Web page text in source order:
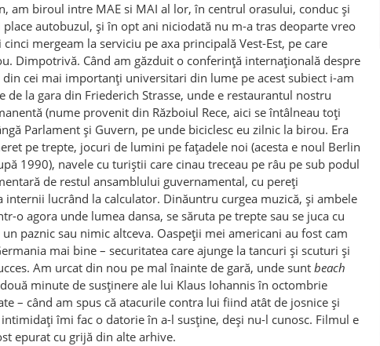
am biroul intre MAE si MAI al lor, în centrul orasului, conduc și
autobuzul, și în opt ani niciodată nu m-a tras deoparte vreo
mergeam la serviciu pe axa principală Vest-Est, pe care
Dimpotrivă. Când am găzduit o conferință internațională despre
cei mai importanți universitari din lume pe acest subiect i-am
de la gara din Friederich Strasse, unde e restaurantul nostru
(nume provenit din Războiul Rece, aici se întâlneau toți
Parlament și Guvern, pe unde biciclesc eu zilnic la birou. Era
pe trepte, jocuri de lumini pe fațadele noi (acesta e noul Berlin
1990), navele cu turiștii care cinau treceau pe râu pe sub podul
de restul ansamblului guvernamental, cu pereți
internii lucrând la calculator. Dinăuntru curgea muzică, și ambele
o agora unde lumea dansa, se săruta pe trepte sau se juca cu
paznic sau nimic altceva. Oaspeții mei americani au fost cam
mai bine – securitatea care ajunge la tancuri și scuturi și
Am urcat din nou pe mal înainte de gară, unde sunt beach
minute de susținere ale lui Klaus Iohannis în octombrie
– când am spus că atacurile contra lui fiind atât de josnice și
îmi fac o datorie în a-l susține, deși nu-l cunosc. Filmul e
epurat cu grijă din alte arhive.